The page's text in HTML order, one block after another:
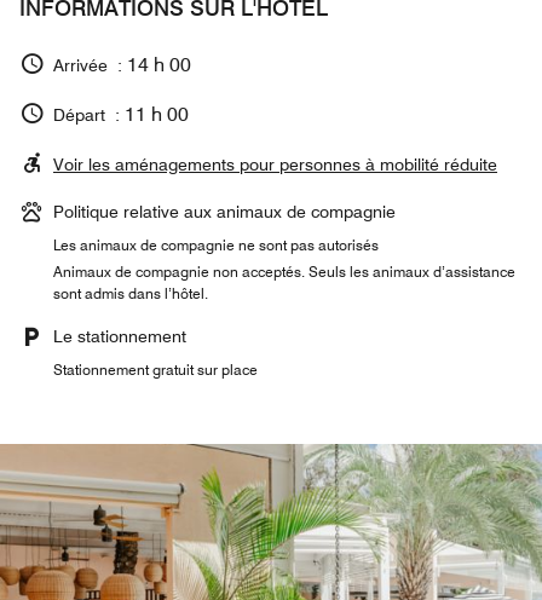
INFORMATIONS SUR L'HÔTEL
Arrivée : 14 h 00
Départ : 11 h 00
Voir les aménagements pour personnes à mobilité réduite
Politique relative aux animaux de compagnie
Les animaux de compagnie ne sont pas autorisés
Animaux de compagnie non acceptés. Seuls les animaux d’assistance
sont admis dans l’hôtel.
Le stationnement
Stationnement gratuit sur place
THE ROOFTOP BAR